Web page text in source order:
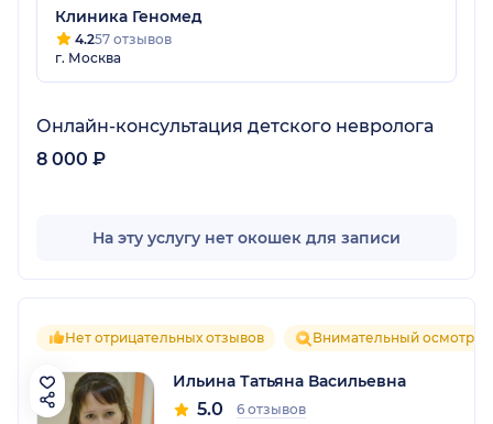
Клиника Геномед
4.257 отзывов
г. Москва
Онлайн-консультация детского невролога
8 000 ₽
На эту услугу нет окошек для записи
Нет отрицательных отзывов Внимательный осмотр
Ильина Татьяна Васильевна
5.0
6 отзывов